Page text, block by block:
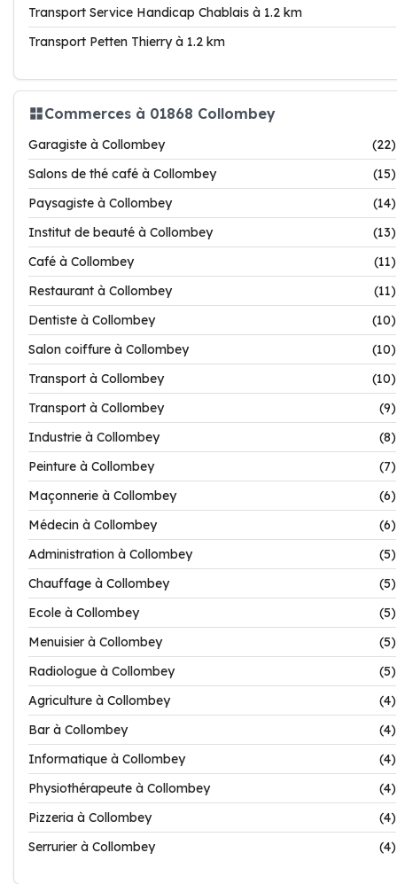
Transport Service Handicap Chablais à 1.2 km
Transport Petten Thierry à 1.2 km
Commerces à 01868 Collombey
Garagiste à Collombey
(22)
Salons de thé café à Collombey
(15)
Paysagiste à Collombey
(14)
Institut de beauté à Collombey
(13)
Café à Collombey
(11)
Restaurant à Collombey
(11)
Dentiste à Collombey
(10)
Salon coiffure à Collombey
(10)
Transport à Collombey
(10)
Transport à Collombey
(9)
Industrie à Collombey
(8)
Peinture à Collombey
(7)
Maçonnerie à Collombey
(6)
Médecin à Collombey
(6)
Administration à Collombey
(5)
Chauffage à Collombey
(5)
Ecole à Collombey
(5)
Menuisier à Collombey
(5)
Radiologue à Collombey
(5)
Agriculture à Collombey
(4)
Bar à Collombey
(4)
Informatique à Collombey
(4)
Physiothérapeute à Collombey
(4)
Pizzeria à Collombey
(4)
Serrurier à Collombey
(4)